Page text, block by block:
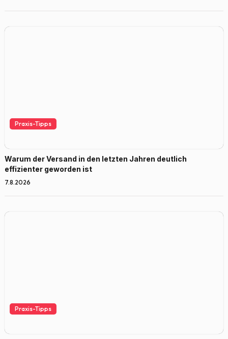
Praxis-Tipps
Warum der Versand in den letzten Jahren deutlich
effizienter geworden ist
7.8.2026
Praxis-Tipps